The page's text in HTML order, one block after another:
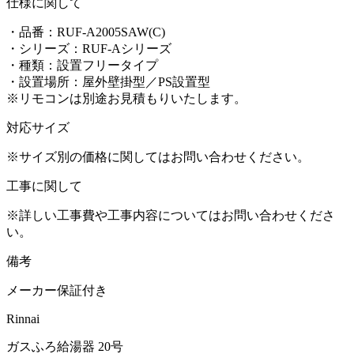
・品番：RUF-A2005SAW(C)
・シリーズ：RUF-Aシリーズ
・種類： 設置フリータイプ
・設置場所：屋外壁掛型／PS設置型
※リモコンは別途お見積もりいたします。
対応サイズ
※サイズ別の価格に関してはお問い合わせください。
工事に関して
※詳しい工事費や工事内容についてはお問い合わせくださ
い。
備考
メーカー保証付き
Rinnai
ガスふろ給湯器 20号